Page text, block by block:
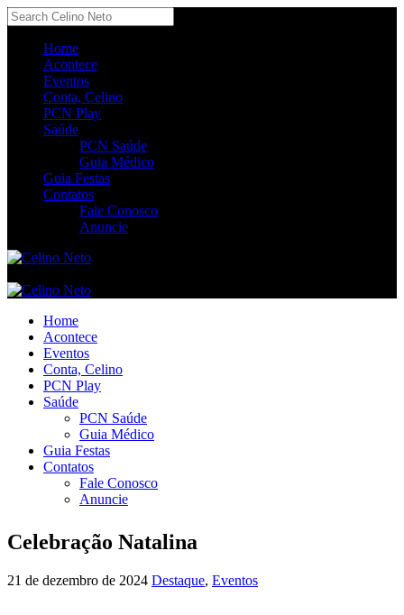
Home
Acontece
Eventos
Conta, Celino
PCN Play
Saúde
PCN Saúde
Guia Médico
Guia Festas
Contatos
Fale Conosco
Anuncie
Home
Acontece
Eventos
Conta, Celino
PCN Play
Saúde
PCN Saúde
Guia Médico
Guia Festas
Contatos
Fale Conosco
Anuncie
Celebração Natalina
21 de dezembro de 2024 Destaque, Eventos